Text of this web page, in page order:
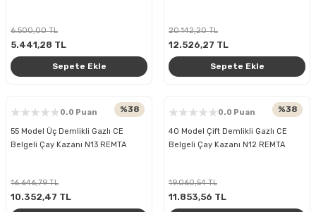
5.441,28 TL
6.500,00 TL
Sepete Ekle
12.526,27 TL
20.142,20 TL
Sepete Ekle
%38
0.0 Puan
55 Model Üç Demlikli Gazlı CE
Belgeli Çay Kazanı N13 REMTA
10.352,47 TL
16.646,79 TL
%38
0.0 Puan
40 Model Çift Demlikli Gazlı CE
Belgeli Çay Kazanı N12 REMTA
11.853,56 TL
19.060,54 TL